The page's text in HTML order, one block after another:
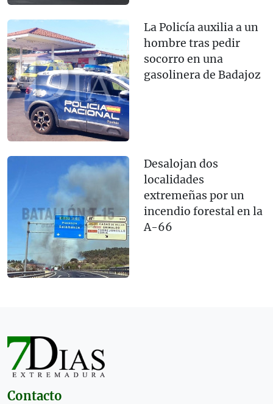
La Policía auxilia a un
hombre tras pedir
socorro en una
gasolinera de Badajoz
Desalojan dos
localidades
extremeñas por un
incendio forestal en la
A-66
Contacto